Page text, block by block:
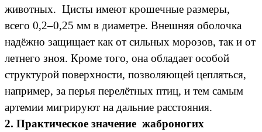
животных. Цисты имеют крошечные размеры,
всего 0,2–0,25 мм в диаметре. Внешняя оболочка
надёжно защищает как от сильных морозов, так и от
летнего зноя. Кроме того, она обладает особой
структурой поверхности, позволяющей цепляться,
например, за перья перелётных птиц, и тем самым
артемии мигрируют на дальние расстояния.
2. Практическое значение жаброногих